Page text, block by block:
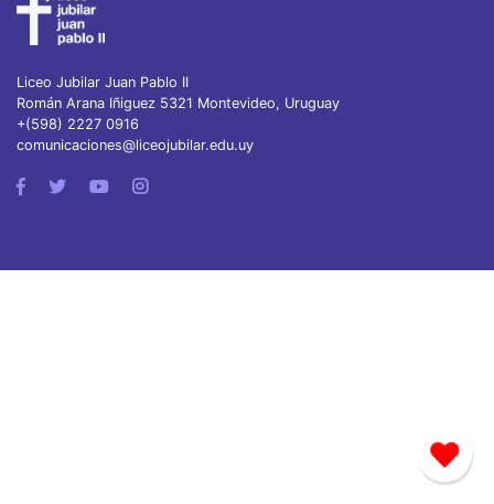
Liceo Jubilar Juan Pablo II
Román Arana Iñiguez 5321 Montevideo, Uruguay
+(598) 2227 0916
comunicaciones@liceojubilar.edu.uy